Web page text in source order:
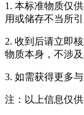
1. 本标准物质仅
用或储存不当所
2. 收到后请立即
物质本身，不涉及
3. 如需获得更多
注：以上信息仅